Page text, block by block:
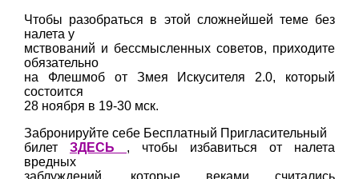
Чтобы разобраться в этой сложнейшей теме без
налета у
мствований и бессмысленных советов, приходите
обязательно
на Флешмоб от Змея Искусителя 2.0, который
состоится
28 ноября в 19-30 мск.
Забронируйте себе Бесплатный Пригласительный
билет ЗДЕСЬ , чтобы избавиться от налета
вредных
заблуждений, которые веками считались